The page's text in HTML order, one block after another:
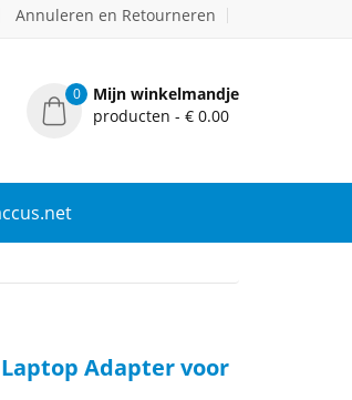
Annuleren en Retourneren
0
Mijn winkelmandje
producten - € 0.00
Laptop Adapter voor